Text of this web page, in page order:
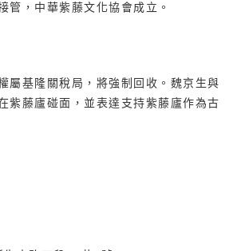
管，中華紫藤文化協會成立。
屬基隆關稅局，將強制回收。魏京生與
紫藤廬碰面，並表達支持紫藤廬作為古